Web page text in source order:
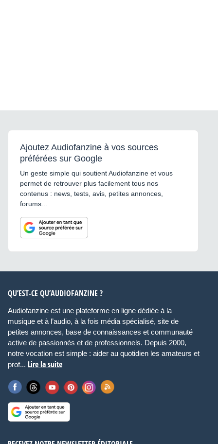
Ajoutez Audiofanzine à vos sources
préférées sur Google
Un geste simple qui soutient Audiofanzine et vous
permet de retrouver plus facilement tous nos
contenus : news, tests, avis, petites annonces,
forums...
QU’EST-CE QU’AUDIOFANZINE ?
Audiofanzine est une plateforme en ligne dédiée à la
musique et à l’audio, à la fois média spécialisé, site de
petites annonces, base de connaissances et communauté
active de passionnés et de professionnels. Depuis 2000,
notre vocation est simple : aider au quotidien les amateurs et
prof... Lire la suite